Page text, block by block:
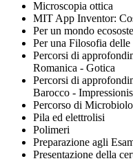
Microscopia ottica
MIT App Inventor:
Per un mondo
Per una Filosofia delle
Percorsi di
Romanica - Gotica
Percorsi di
Barocco -
Percorso di
Pila ed elettrolisi
Polimeri
Preparazione agli
Presentazione della